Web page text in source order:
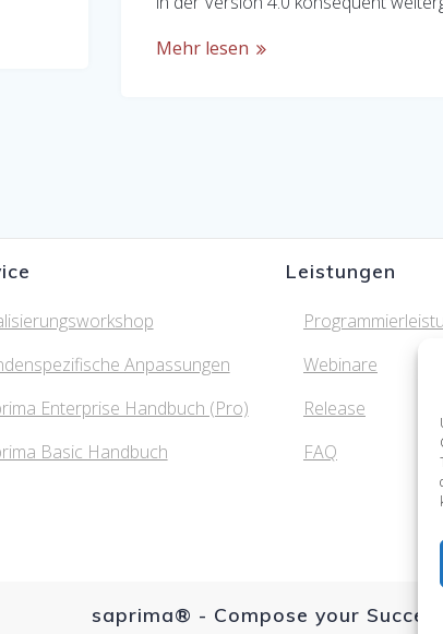
Mehr lesen
Anpassungen
Enterprise Handbuch (Pro)
Basic Handbuch
Leistungen
Webinare
Release
FAQ
saprima® - Compose your Success